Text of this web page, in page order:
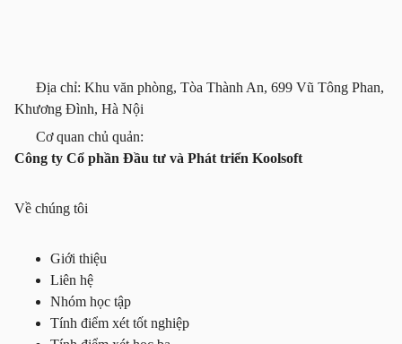
Địa chỉ: Khu văn phòng, Tòa Thành An, 699 Vũ Tông Phan,
Khương Đình, Hà Nội
Cơ quan chủ quản:
Công ty Cổ phần Đầu tư và Phát triển Koolsoft
Về chúng tôi
Giới thiệu
Liên hệ
Nhóm học tập
Tính điểm xét tốt nghiệp